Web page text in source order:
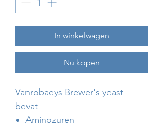
In winkelwagen
Nu kopen
Vanrobaeys Brewer's yeast
bevat
Aminozuren